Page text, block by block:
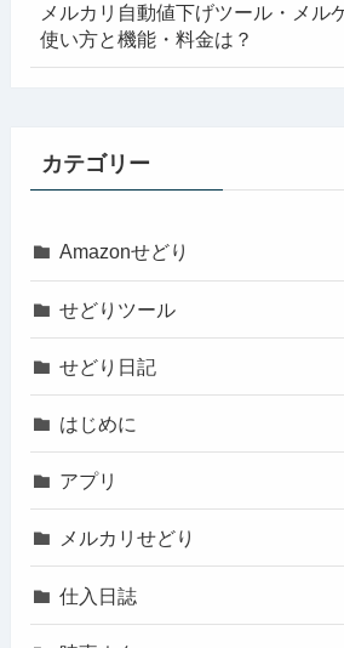
メルカリ自動値下げツール・メル
使い方と機能・料金は？
カテゴリー
Amazonせどり
せどりツール
せどり日記
はじめに
アプリ
メルカリせどり
仕入日誌